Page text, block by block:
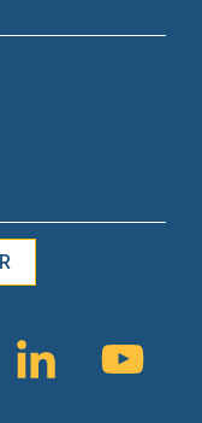
LINKEDIN